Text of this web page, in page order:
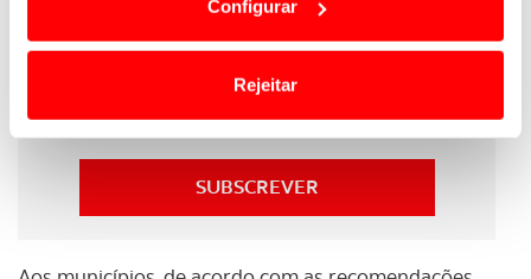
termos e a todo o tempo as suas preferências e limitando
o acesso a informações durante a navegação no
personalizar conteúdos e anúncios, para lhe proporcionar
funcionalidades de redes sociais, bem como para
analisar dados de navegação no nosso website.
Adicionalmente partilhamos informação, relativa à sua
Configurar
Rejeitar
motociclos", refere o documento.
Receba as novidades do mundo automóvel e
do universo ACP.
SUBSCREVER